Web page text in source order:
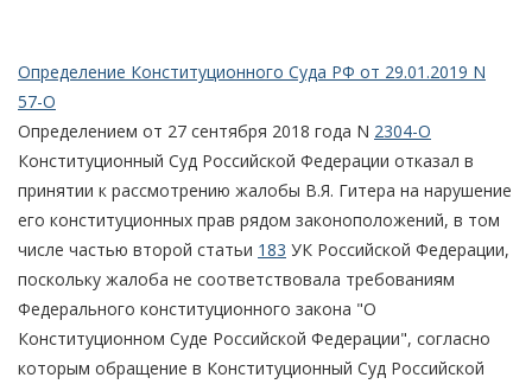
Определение Конституционного Суда РФ от 29.01.2019 N
57-О
Определением от 27 сентября 2018 года N 2304-О
Конституционный Суд Российской Федерации отказал в
принятии к рассмотрению жалобы В.Я. Гитера на нарушение
его конституционных прав рядом законоположений, в том
числе частью второй статьи 183 УК Российской Федерации,
поскольку жалоба не соответствовала требованиям
Федерального конституционного закона "О
Конституционном Суде Российской Федерации", согласно
которым обращение в Конституционный Суд Российской